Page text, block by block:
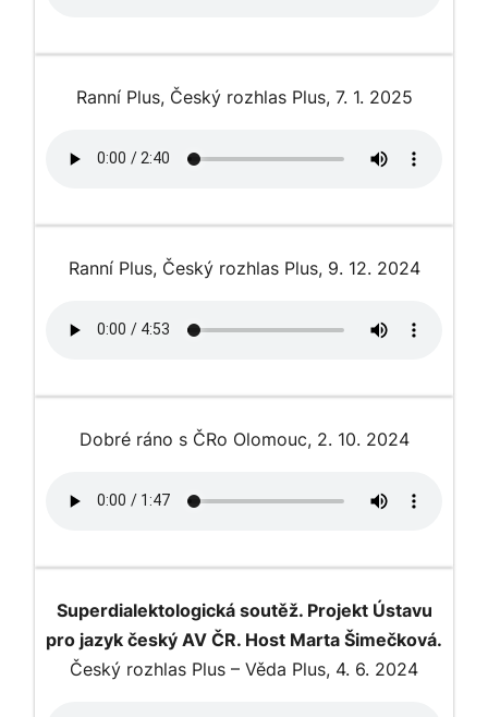
Ranní Plus, Český rozhlas Plus, 7. 1. 2025
Ranní Plus, Český rozhlas Plus, 9. 12. 2024
Dobré ráno s ČRo Olomouc, 2. 10. 2024
Superdialektologická soutěž. Projekt Ústavu
pro jazyk český AV ČR. Host Marta Šimečková.
Český rozhlas Plus – Věda Plus, 4. 6. 2024